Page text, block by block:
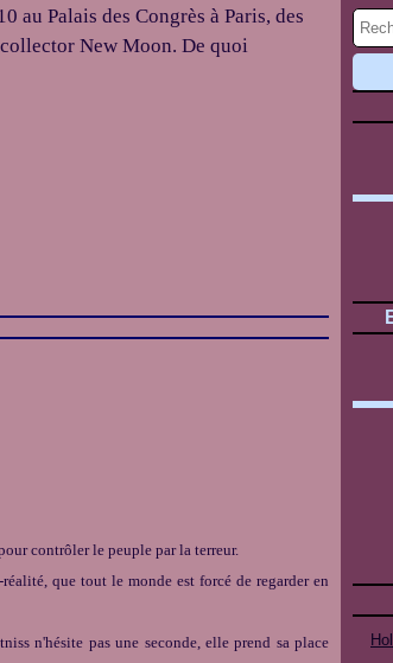
Palais des Congrès à Paris, des
New Moon. De quoi
contrôler le peuple par la terreur.
que tout le monde est forcé de regarder en
n'hésite pas une seconde, elle prend sa place